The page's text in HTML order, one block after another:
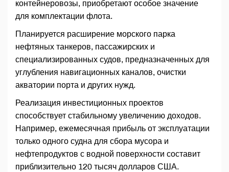
контейнеровозы, приобретают особое значение
для комплектации флота.
Планируется расширение морского парка
нефтяных танкеров, пассажирских и
специализированных судов, предназначенных для
углубления навигационных каналов, очистки
акватории порта и других нужд.
Реализация инвестиционных проектов
способствует стабильному увеличению доходов.
Например, ежемесячная прибыль от эксплуатации
только одного судна для сбора мусора и
нефтепродуктов с водной поверхности составит
приблизительно 120 тысяч долларов США.